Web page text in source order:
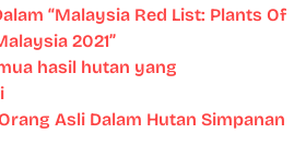
“Malaysia Red List: Plants Of
2021”
hasil hutan yang
Asli Dalam Hutan Simpanan